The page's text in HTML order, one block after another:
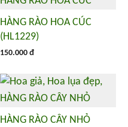
HÀNG RÀO HOA CÚC
(HL1229)
150.000 đ
HÀNG RÀO CÂY NHỎ